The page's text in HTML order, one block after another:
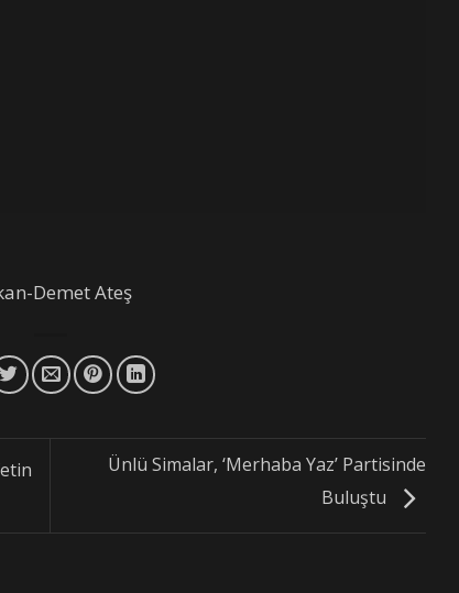
Demet Ateş
Ünlü Simalar, ‘Merhaba Yaz’ Partisinde
Buluştu